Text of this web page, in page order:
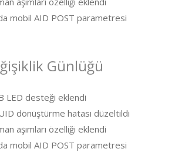
mobil AID POST parametresi
Günlüğü
LED desteği eklendi
dönüştürme hatası düzeltildi
aşımları özelliği eklendi
mobil AID POST parametresi